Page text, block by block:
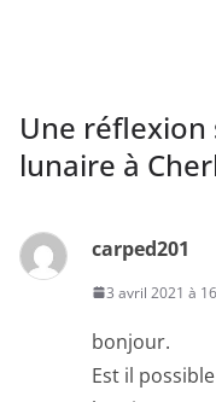
Une réflexion
lunaire à
carped201
3 avril 2021 à
bonjour.
Est il